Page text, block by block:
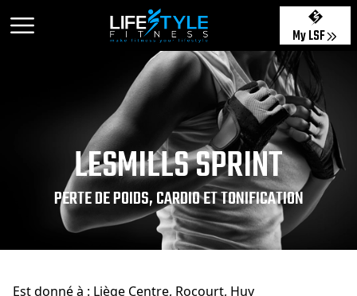
My LSF
LESMILLS SPRINT
PERTE DE POIDS, CARDIO ET TONIFICATION
Est donné à : Liège Centre, Rocourt, Huy